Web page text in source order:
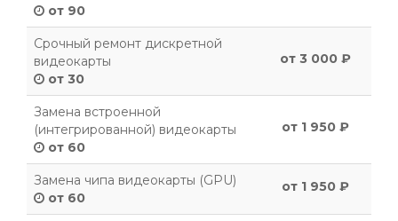
от 90
Срочный ремонт дискретной
видеокарты
от 30
от 3 000 ₽
Замена встроенной
(интегрированной) видеокарты
от 60
от 1 950 ₽
Замена чипа видеокарты (GPU)
от 60
от 1 950 ₽